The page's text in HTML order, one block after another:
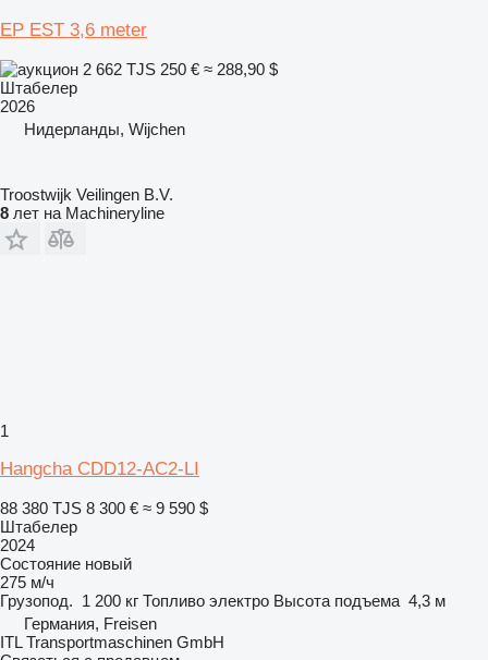
EP EST 3,6 meter
2 662 TJS 250 € ≈ 288,90 $
Штабелер
2026
Нидерланды, Wijchen
Troostwijk Veilingen B.V.
8 лет на Machineryline
1
Hangcha CDD12-AC2-LI
88 380 TJS 8 300 € ≈ 9 590 $
Штабелер
2024
Состояние новый
275 м/ч
Грузопод. 1 200 кг Топливо электро Высота подъема 4,3 м
Германия, Freisen
ITL Transportmaschinen GmbH